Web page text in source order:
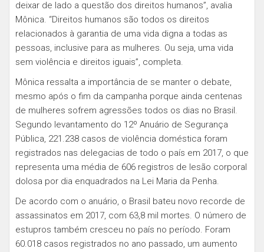
deixar de lado a questão dos direitos humanos”, avalia
Mônica. “Direitos humanos são todos os direitos
relacionados à garantia de uma vida digna a todas as
pessoas, inclusive para as mulheres. Ou seja, uma vida
sem violência e direitos iguais”, completa.
Mônica ressalta a importância de se manter o debate,
mesmo após o fim da campanha porque ainda centenas
de mulheres sofrem agressões todos os dias no Brasil.
Segundo levantamento do 12º Anuário de Segurança
Pública, 221.238 casos de violência doméstica foram
registrados nas delegacias de todo o país em 2017, o que
representa uma média de 606 registros de lesão corporal
dolosa por dia enquadrados na Lei Maria da Penha.
De acordo com o anuário, o Brasil bateu novo recorde de
assassinatos em 2017, com 63,8 mil mortes. O número de
estupros também cresceu no país no período. Foram
60.018 casos registrados no ano passado, um aumento